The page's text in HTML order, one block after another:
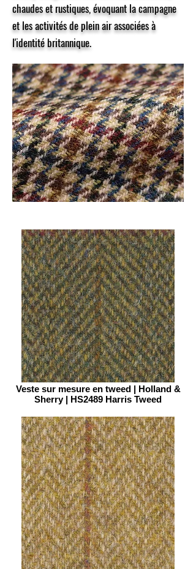
chaudes et rustiques, évoquant la campagne
et les activités de plein air associées à
l'identité britannique.
Veste sur mesure en tweed | Holland &
Sherry | HS2489 Harris Tweed